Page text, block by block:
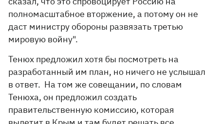
полномасштабное вторжение, а потому он не
даст министру обороны развязать третью
мировую войну".
Тенюх предложил хотя бы посмотреть на
разработанный им план, но ничего не услышал
в ответ. На том же совещании, по словам
Тенюха, он предложил создать
правительственную комиссию, которая